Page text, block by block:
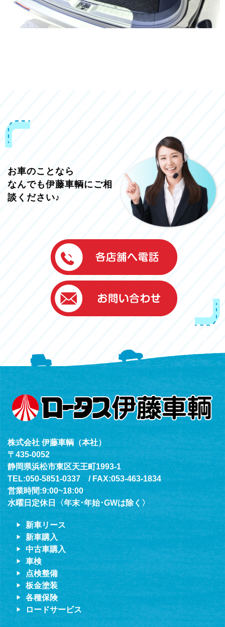
お車のことなら
なんでも伊藤車輌にご相
談ください♪
伊藤車輌（本社）
050-5851-0337
グッドワン浜松
050-5851-0338
浜北店
050-5851-0339
（年中無休24h対応）
株式会社 伊藤車輌（本社）
〒435-0052
静岡県浜松市東区天王町1993-1
TEL:050-5851-0337 / FAX:053-463-1834
営業時間:9:00~18:00
水曜日定休日〈年末･年始･GWは除く〉
新車リース
新車購入
中古車購入
車検
点検整備
板金塗装
各種保険
ロードサービス